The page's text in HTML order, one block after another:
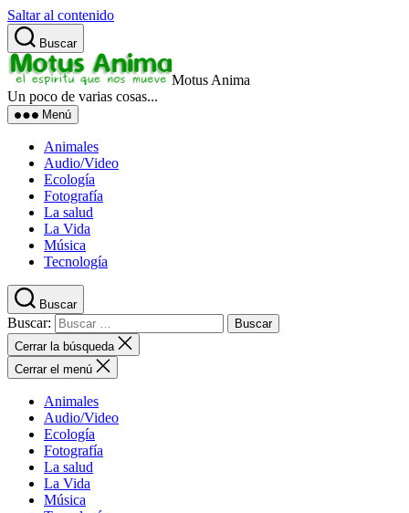
Saltar al contenido
Buscar
Motus Anima
Un poco de varias cosas...
Menú
Animales
Audio/Video
Ecología
Fotografía
La salud
La Vida
Música
Tecnología
Buscar
Buscar:
Cerrar la búsqueda
Cerrar el menú
Animales
Audio/Video
Ecología
Fotografía
La salud
La Vida
Música